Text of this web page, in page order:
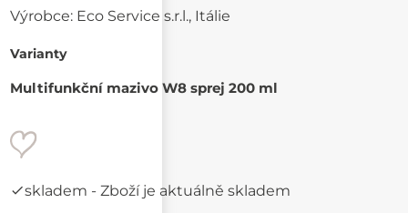
Výrobce: Eco Service s.r.l., Itálie
Varianty
Multifunkční mazivo W8 sprej 200 ml
skladem - Zboží je aktuálně skladem